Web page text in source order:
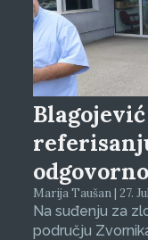
Marija Taušan | 27.
Na suđenju za
području